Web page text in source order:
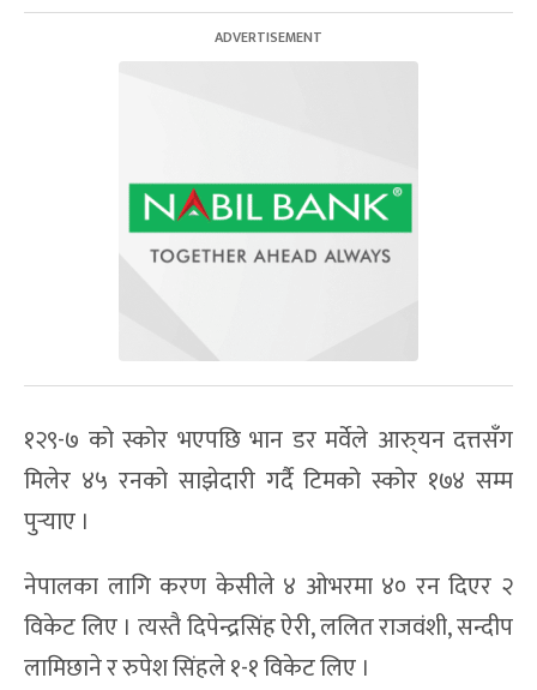
१२९-७ को स्कोर भएपछि भान डर मर्वेले आरु्यन दत्तसँग
मिलेर ४५ रनको साझेदारी गर्दै टिमको स्कोर १७४ सम्म
पुर्‍याए ।